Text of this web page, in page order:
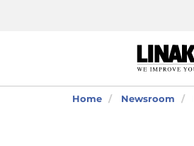
Home Newsroom